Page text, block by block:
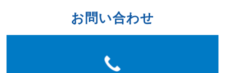
お問い合わせ